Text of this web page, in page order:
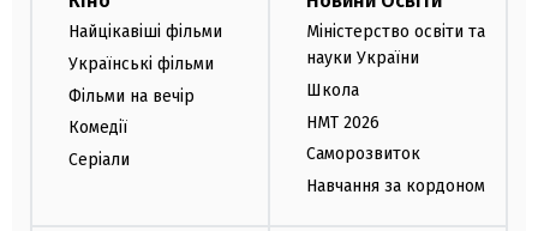
Найцікавіші фільми
Українські фільми
Фільми на вечір
Комедії
Серіали
Міністерство освіти та
науки України
Школа
НМТ 2026
Саморозвиток
Навчання за кордоном